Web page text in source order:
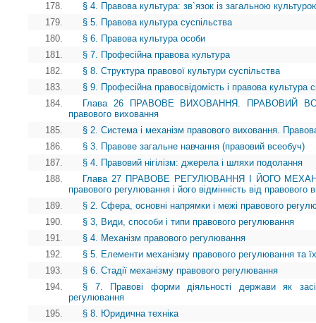
178.
§ 4. Правова культура: зв`язок із загальною
179.
§ 5. Правова культура суспільства
180.
§ 6. Правова культура особи
181.
§ 7. Професійна правова культура
182.
§ 8. Структура правової культури суспільства
183.
§ 9. Професійна правосвідомість і правова культура
184.
Глава 26 ПРАВОВЕ ВИХОВАННЯ. ПРАВОВИЙ
правового виховання
185.
§ 2. Система і механізм правового виховання.
186.
§ 3. Правове загальне навчання (правовий всеобуч)
187.
§ 4. Правовий нігілізм: джерела і шляхи подолання
188.
Глава 27 ПРАВОВЕ РЕГУЛЮВАННЯ І ЙОГО
правового регулювання і його відмінність від правового
189.
§ 2. Сфера, основні напрямки і межі правового
190.
§ 3, Види, способи і типи правового регулювання
191.
§ 4. Механізм правового регулювання
192.
§ 5. Елементи механізму правового регулювання та
193.
§ 6. Стадії механізму правового регулювання
194.
§ 7. Правові форми діяльності держави як
регулювання
195.
§ 8. Юридична техніка